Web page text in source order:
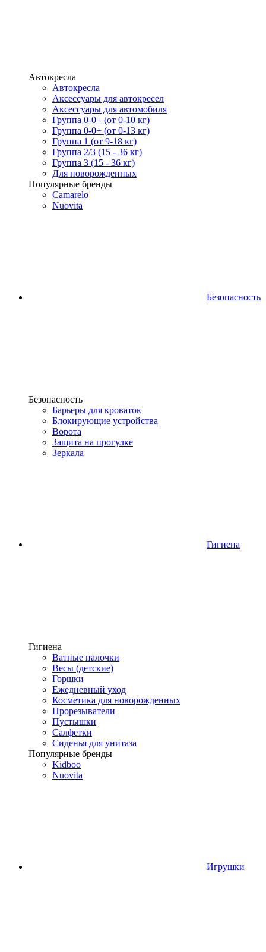
Автокресла
Автокресла
Аксессуары для автокресел
Аксессуары для автомобиля
Группа 0-0+ (от 0-10 кг)
Группа 0-0+ (от 0-13 кг)
Группа 1 (от 9-18 кг)
Группа 2/3 (15 - 36 кг)
Группа 3 (15 - 36 кг)
Для новорожденных
Популярные бренды
Camarelo
Nuovita
Безопасность
Безопасность
Барьеры для кроваток
Блокирующие устройства
Ворота
Защита на прогулке
Зеркала
Гигиена
Гигиена
Ватные палочки
Весы (детские)
Горшки
Ежедневный уход
Косметика для новорожденных
Прорезыватели
Пустышки
Салфетки
Сиденья для унитаза
Популярные бренды
Kidboo
Nuovita
Игрушки